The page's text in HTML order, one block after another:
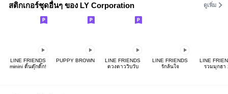
สติกเกอร์ชุดอื่นๆ ของ LY Corporation ดูเพิ่ม
LINE FRIENDS
minini ดิ้นดุ๊กดิ๊ก!
PUPPY BROWN
LINE FRIENDS
ดวงดาววิบวับ
LINE FRIENDS
รักล้นใจ
LINE
รวมมุกฮา